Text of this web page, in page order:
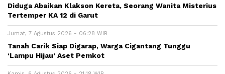
Diduga Abaikan Klakson Kereta, Seorang Wanita Misterius
Tertemper KA 12 di Garut
Jumat, 7 Agustus 2026 - 06:28 WIB
Tanah Carik Siap Digarap, Warga Cigantang Tunggu
‘Lampu Hijau’ Aset Pemkot